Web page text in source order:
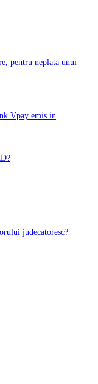
pentru neplata unui
Vpay emis in
judecatoresc?